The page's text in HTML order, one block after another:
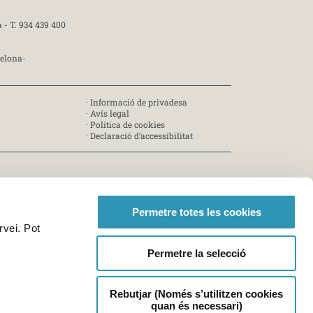
Pot
Permetre totes les cookies
Permetre la selecció
Rebutjar (Només s’utilitzen cookies
quan és necessari)
- T. 934 439 400
· Informació de privadesa
· Avís legal
· Política de cookies
· Declaració d’accessibilitat